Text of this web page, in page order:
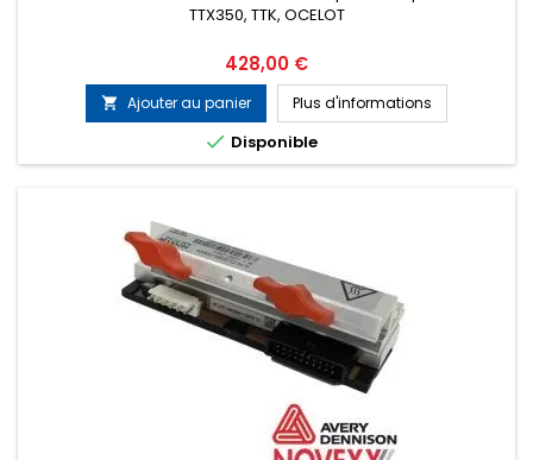
TTX350, TTK, OCELOT
Prix
428,00 €
 Ajouter au panier Plus d'informations
 Disponible